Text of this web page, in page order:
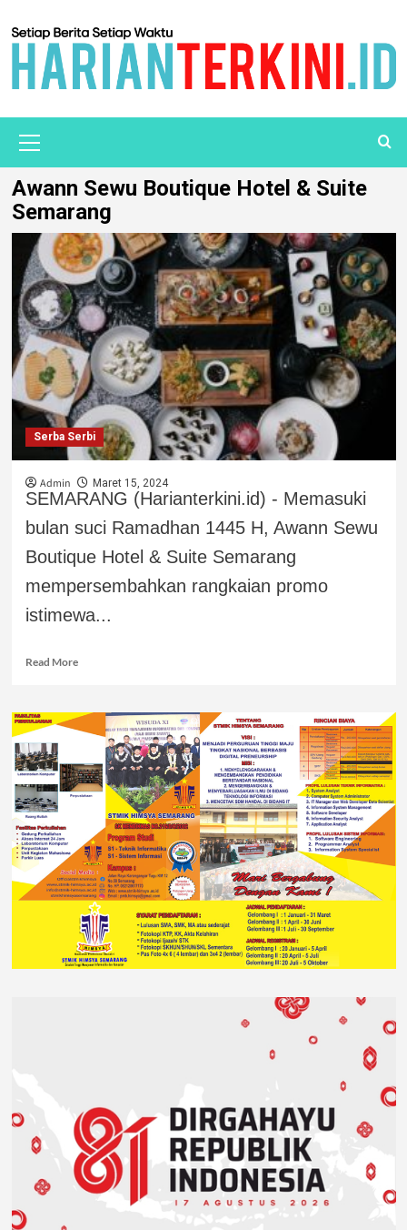
Awann Sewu Boutique Hotel & Suite
Semarang
Serba Serbi
Admin Maret 15, 2024
SEMARANG (Harianterkini.id) - Memasuki
bulan suci Ramadhan 1445 H, Awann Sewu
Boutique Hotel & Suite Semarang
mempersembahkan rangkaian promo
istimewa...
Read More